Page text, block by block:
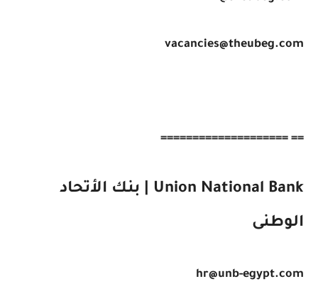
vacancies@theubeg.com
== ====================
Union National Bank | بنك الأتحاد
الوطنى
hr@unb-egypt.com